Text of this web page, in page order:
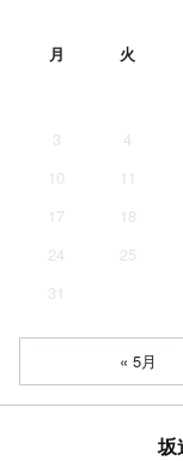
月 火
3
4
10
11
17
18
24
25
31
« 5月
坂